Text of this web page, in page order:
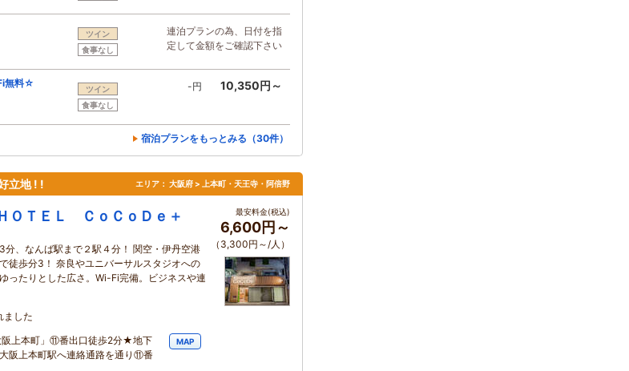
ツイン
食事なし
連泊プランの為、日付を指
定して金額をご確認下さい
無料☆
ツイン
食事なし
-円 10,350円～
宿泊プランをもっとみる（30件）
立地 ! ! エリア： 大阪府 > 上本町・天王寺・阿倍野
ＯＴＥＬ ＣｏＣｏＤｅ＋
分、なんば駅まで２駅４分！ 関空・伊丹空港
徒歩分3！ 奈良やユニバーサルスタジオへの
ったりとした広さ。Wi-Fi完備。ビジネスや連
ました
阪上本町」⑪番出口徒歩2分★地下
阪上本町駅へ連絡通路を通り⑪番
MAP
最安料金(税込)
6,600円～
（3,300円～/人）